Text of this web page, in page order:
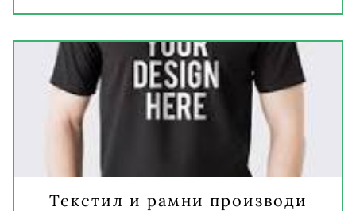
Текстил и рамни производи